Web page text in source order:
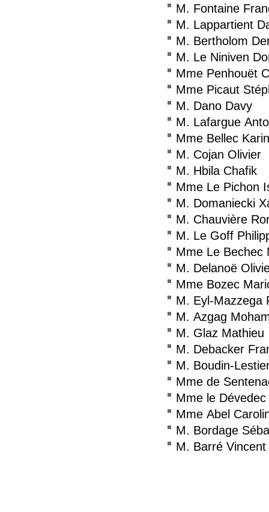
M. Fontaine
M. Lappartient
M. Bertholom
M. Le Niniven
Mme Penhouët
Mme Picaut
M. Dano Davy
M. Lafargue
Mme Bellec
M. Cojan Olivier
M. Hbila Chafik
Mme Le Pichon
M. Domaniecki
M. Chauvière
M. Le Goff
Mme Le Bechec
M. Delanoë
Mme Bozec
M. Eyl-Mazzega
M. Azgag
M. Glaz Mathieu
M. Debacker
M. Boudin-
Mme de
Mme le
Mme Abel
M. Bordage
M. Barré Vincent